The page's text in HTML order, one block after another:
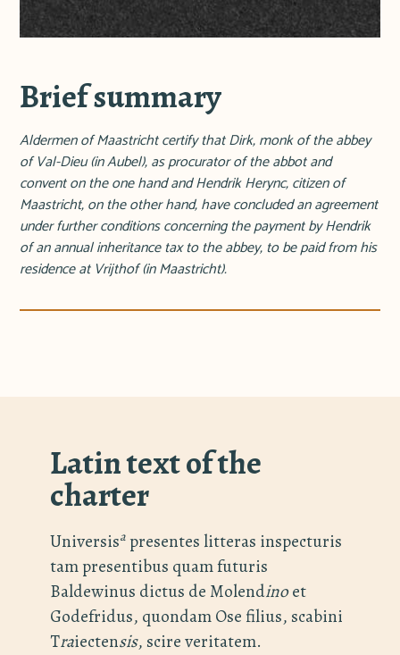
Brief summary
Aldermen of Maastricht certify that Dirk, monk of the abbey
of Val-Dieu (in Aubel), as procurator of the abbot and
convent on the one hand and Hendrik Herync, citizen of
Maastricht, on the other hand, have concluded an agreement
under further conditions concerning the payment by Hendrik
of an annual inheritance tax to the abbey, to be paid from his
residence at Vrijthof (in Maastricht).
Latin text of the
charter
Universisa presentes litteras inspecturis
tam presentibus quam futuris
Baldewinus dictus de Molendinoet
Godefridus, quondam Ose filius, scabini
Traiectensis, scire veritatem.